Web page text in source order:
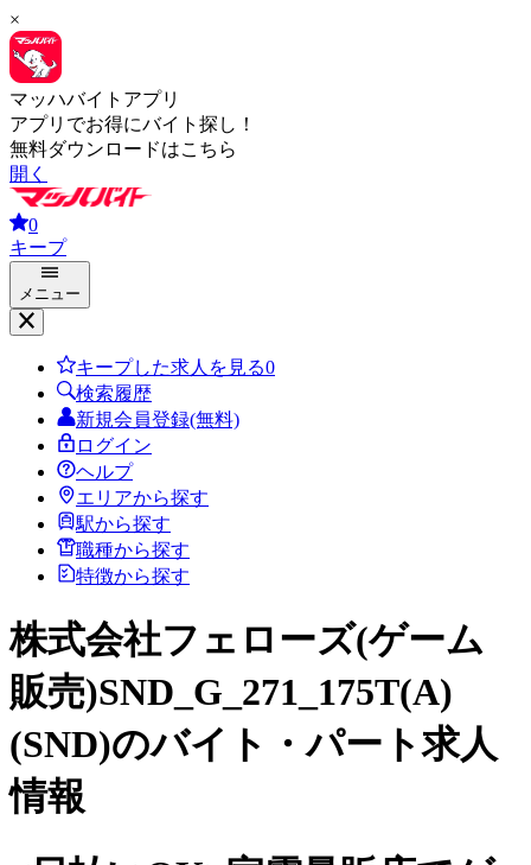
×
マッハバイトアプリ
アプリでお得にバイト探し！
無料ダウンロードはこちら
開く
0
キープ
メニュー
キープした求人を見る0
検索履歴
新規会員登録(無料)
ログイン
ヘルプ
エリアから探す
駅から探す
職種から探す
特徴から探す
株式会社フェローズ(ゲーム
販売)SND_G_271_175T(A)
(SND)のバイト・パート求人
情報